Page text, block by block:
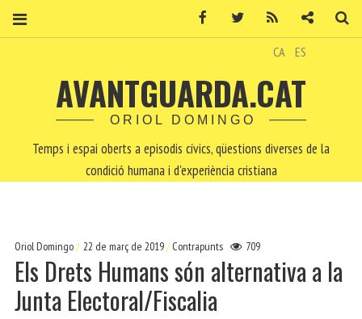
CA ES
AVANTGUARDA.CAT
ORIOL DOMINGO
Temps i espai oberts a episodis cívics, qüestions diverses de la
condició humana i d'experiència cristiana
Oriol Domingo 22 de març de 2019 Contrapunts 709
Els Drets Humans són alternativa a la
Junta Electoral/Fiscalia
Facebook Twitter Contacte